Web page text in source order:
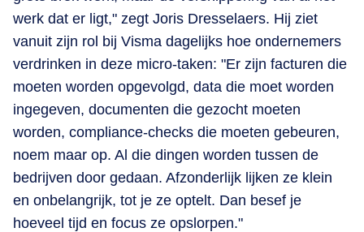
werk dat er ligt," zegt Joris Dresselaers. Hij ziet
vanuit zijn rol bij Visma dagelijks hoe ondernemers
verdrinken in deze micro-taken: "Er zijn facturen die
moeten worden opgevolgd, data die moet worden
ingegeven, documenten die gezocht moeten
worden, compliance-checks die moeten gebeuren,
noem maar op. Al die dingen worden tussen de
bedrijven door gedaan. Afzonderlijk lijken ze klein
en onbelangrijk, tot je ze optelt. Dan besef je
hoeveel tijd en focus ze opslorpen."